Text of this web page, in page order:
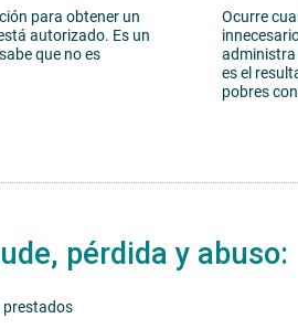
para obtener un
autorizado. Es un
que no es
Ocurre
administra
es el
pobres
pérdida y abuso:
prestados